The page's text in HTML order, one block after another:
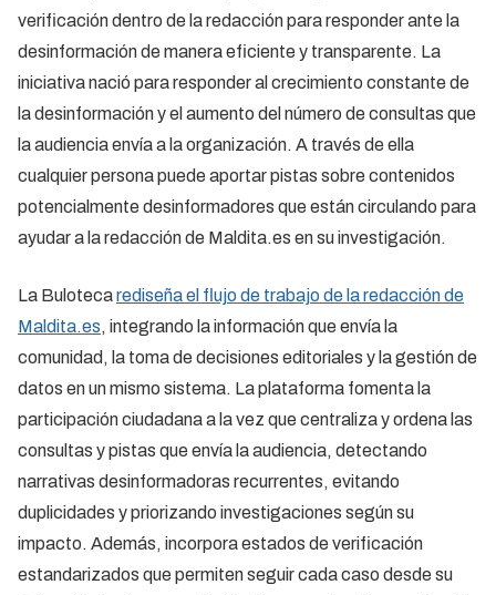
verificación dentro de la redacción para responder ante la
desinformación de manera eficiente y transparente. La
iniciativa nació para responder al crecimiento constante de
la desinformación y el aumento del número de consultas que
la audiencia envía a la organización. A través de ella
cualquier persona puede aportar pistas sobre contenidos
potencialmente desinformadores que están circulando para
ayudar a la redacción de Maldita.es en su investigación.
La Bulotecarediseña el flujo de trabajo de la redacción de
Maldita.es, integrando la información que envía la
comunidad, la toma de decisiones editoriales y la gestión de
datos en un mismo sistema. La plataforma fomenta la
participación ciudadana a la vez que centraliza y ordena las
consultas y pistas que envía la audiencia, detectando
narrativas desinformadoras recurrentes, evitando
duplicidades y priorizando investigaciones según su
impacto. Además, incorpora estados de verificación
estandarizados que permiten seguir cada caso desde su